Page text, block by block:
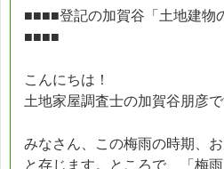
■■■■登記の加賀谷「土地建物
■■■■
こんにちは！
土地家屋調査士の加賀谷朋彦で
みなさん、この梅雨の時期、
と存じます。ところで、「梅